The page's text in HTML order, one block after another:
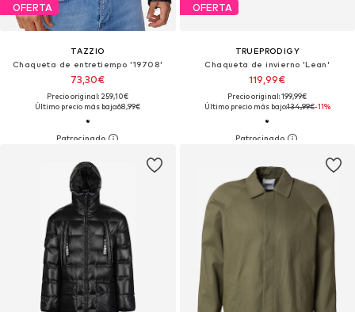
OFERTA
TAZZIO
Chaqueta de entretiempo '19708'
73,30€
Precio original: 259,10€
Último precio más bajo:68,99€
OFERTA
TRUEPRODIGY
Chaqueta de invierno 'Lean'
119,99€
Precio original: 199,99€
Último precio más bajo:134,99€-11%